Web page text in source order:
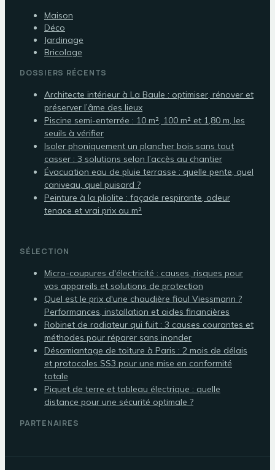
Maison
Déco
Jardinage
Bricolage
DOSSIERS RÉCENTS
Architecte intérieur à La Baule : optimiser, rénover et
préserver l’âme des lieux
Piscine semi-enterrée : 10 m², 100 m² et 1,80 m, les
seuils à vérifier
Isoler phoniquement un plancher bois sans tout
casser : 3 solutions selon l’accès au chantier
Évacuation eau de pluie terrasse : quelle pente, quel
caniveau, quel puisard ?
Peinture à la pliolite : façade respirante, odeur
tenace et vrai prix au m²
SÉLECTION
Micro-coupures d'électricité : causes, risques pour
vos appareils et solutions de protection
Quel est le prix d'une chaudière fioul Viessmann ?
Performances, installation et aides financières
Robinet de radiateur qui fuit : 3 causes courantes et
méthodes pour réparer sans inonder
Désamiantage de toiture à Paris : 2 mois de délais
et protocoles SS3 pour une mise en conformité
totale
Piquet de terre et tableau électrique : quelle
distance pour une sécurité optimale ?
PARTENAIRES